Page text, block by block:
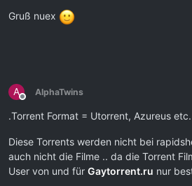
Gruß nuex
A
Offline
AlphaTwins
.Torrent Format = Utorrent, Azureus
Diese Torrents werden nicht bei
auch nicht die Filme .. da die Torrent
User von und für Gaytorrent.ru nur